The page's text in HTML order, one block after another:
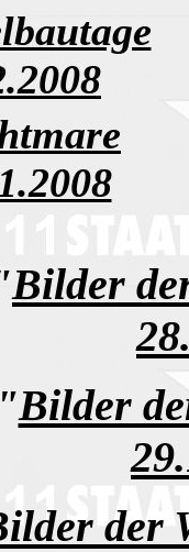
Bilder
Bilder
der